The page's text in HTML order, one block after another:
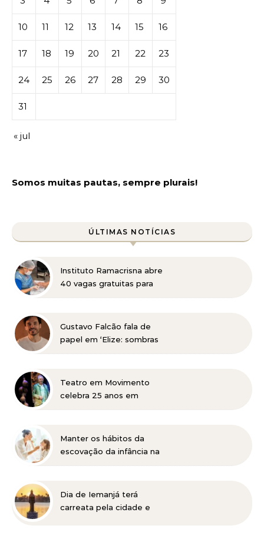
10 11 12 13 14 15 16
17 18 19 20 21 22 23
24 25 26 27 28 29 30
31
« jul
Somos muitas pautas, sempre plurais!
ÚLTIMAS NOTÍCIAS
Instituto Ramacrisna abre
40 vagas gratuitas para
administração
Gustavo Falcão fala de
papel em ‘Elize: sombras
TV e teatro
Teatro em Movimento
celebra 25 anos em
“Delírio”
Manter os hábitos da
escovação da infância na
Dia de Iemanjá terá
carreata pela cidade e